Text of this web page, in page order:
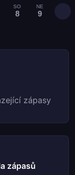
SO
8
NE
9
zápasy
zápasů